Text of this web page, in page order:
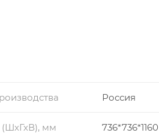
Россия
мм 736*736*1160